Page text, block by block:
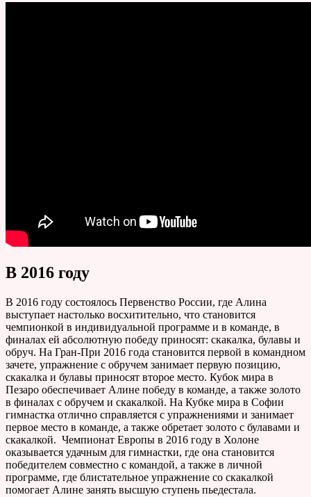
В 2016 году
В 2016 году состоялось Первенство России, где Алина
выступает настолько восхитительно, что становится
чемпионкой в индивидуальной программе и в команде, в
финалах ей абсолютную победу приносят: скакалка, булавы и
обруч. На Гран-При 2016 года становится первой в командном
зачете, упражнение с обручем занимает первую позицию,
скакалка и булавы приносят второе место. Кубок мира в
Пезаро обеспечивает Алине победу в команде, а также золото
в финалах с обручем и скакалкой. На Кубке мира в Софии
гимнастка отлично справляется с упражнениями и занимает
первое место в команде, а также обретает золото с булавами и
скакалкой. Чемпионат Европы в 2016 году в Холоне
оказывается удачным для гимнастки, где она становится
победителем совместно с командой, а также в личной
программе, где блистательное упражнение со скакалкой
помогает Алине занять высшую ступень пьедестала.